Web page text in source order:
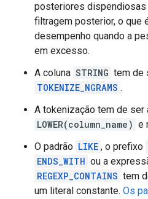
posteriores dispendiosas
filtragem posterior, o que
desempenho quando a
em excesso.
A coluna STRING tem de
TOKENIZE_NGRAMS .
A tokenização tem de ser
LOWER(column_name) e
O padrão LIKE , o prefixo
ENDS_WITH ou a
REGEXP_CONTAINS tem
um literal constante. Os